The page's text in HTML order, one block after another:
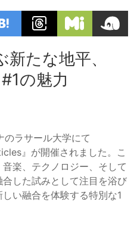
たな地平、
の魅力
ラサール大学にて
』が開催されました。こ
楽、テクノロジー、そして
した試みとして注目を浴び
い融合を体験する特別な1